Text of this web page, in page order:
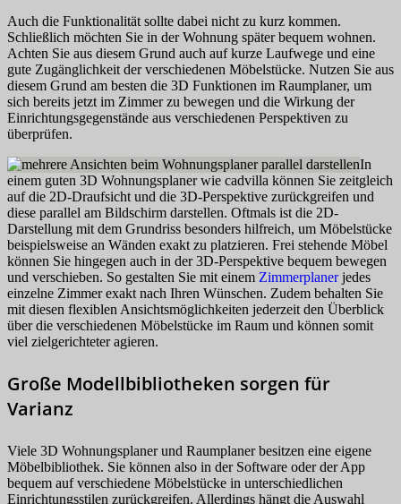
Auch die Funktionalität sollte dabei nicht zu kurz kommen.
Schließlich möchten Sie in der Wohnung später bequem wohnen.
Achten Sie aus diesem Grund auch auf kurze Laufwege und eine
gute Zugänglichkeit der verschiedenen Möbelstücke. Nutzen Sie aus
diesem Grund am besten die 3D Funktionen im Raumplaner, um
sich bereits jetzt im Zimmer zu bewegen und die Wirkung der
Einrichtungsgegenstände aus verschiedenen Perspektiven zu
überprüfen.
In
einem guten 3D Wohnungsplaner wie cadvilla können Sie zeitgleich
auf die 2D-Draufsicht und die 3D-Perspektive zurückgreifen und
diese parallel am Bildschirm darstellen. Oftmals ist die 2D-
Darstellung mit dem Grundriss besonders hilfreich, um Möbelstücke
beispielsweise an Wänden exakt zu platzieren. Frei stehende Möbel
können Sie hingegen auch in der 3D-Perspektive bequem bewegen
und verschieben. So gestalten Sie mit einem Zimmerplanerjedes
einzelne Zimmer exakt nach Ihren Wünschen. Zudem behalten Sie
mit diesen flexiblen Ansichtsmöglichkeiten jederzeit den Überblick
über die verschiedenen Möbelstücke im Raum und können somit
viel zielgerichteter agieren.
Große Modellbibliotheken sorgen für
Varianz
Viele 3D Wohnungsplaner und Raumplaner besitzen eine eigene
Möbelbibliothek. Sie können also in der Software oder der App
bequem auf verschiedene Möbelstücke in unterschiedlichen
Einrichtungsstilen zurückgreifen. Allerdings hängt die Auswahl